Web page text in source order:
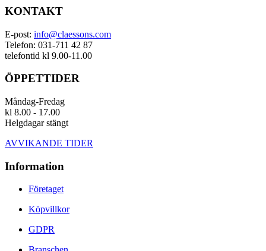
KONTAKT
E-post: info@claessons.com
Telefon: 031-711 42 87
telefontid kl 9.00-11.00
ÖPPETTIDER
Måndag-Fredag
kl 8.00 - 17.00
Helgdagar stängt
AVVIKANDE TIDER
Information
Företaget
Köpvillkor
GDPR